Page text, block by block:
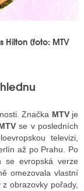
Hilton (foto: MTV
Značka MTV je
se v posledních
televizi,
až po Prahu. Po
se evropská verze
omezovala vlastní
obrazovky pořady,